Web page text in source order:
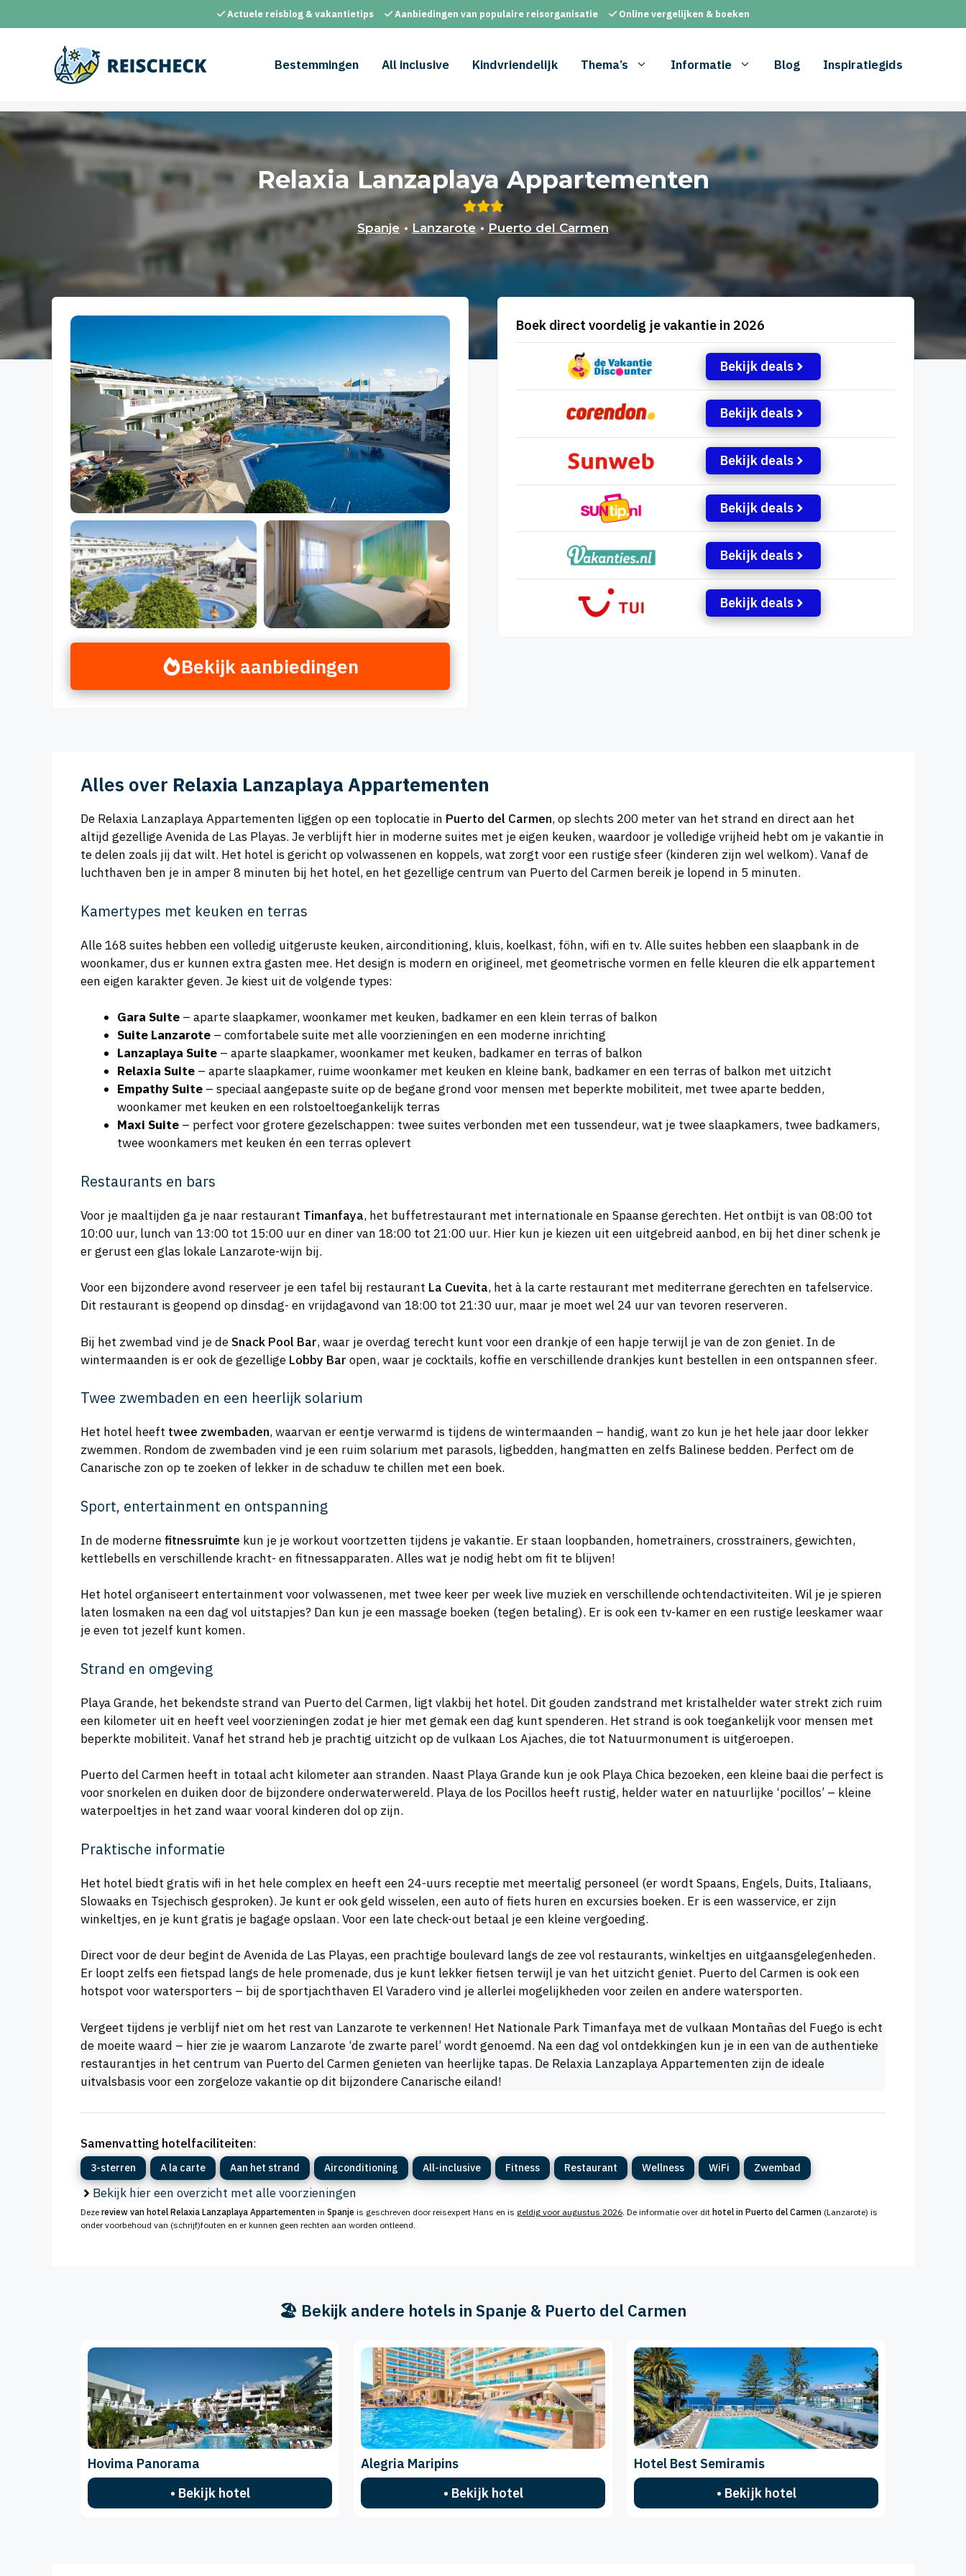
naar
Actuele reisblog & vakantietips Aanbiedingen van populaire reisorganisatie Online vergelijken & boeken
Bestemmingen All inclusive Kindvriendelijk Thema’s Informatie Blog Inspiratiegids
Relaxia Lanzaplaya Appartementen
Spanje • Lanzarote • Puerto del Carmen
Bekijk aanbiedingen
Boek direct voordelig je vakantie in 2026
Bekijk deals
Bekijk deals
Bekijk deals
Bekijk deals
Bekijk deals
Bekijk deals
Alles over Relaxia Lanzaplaya Appartementen
De Relaxia Lanzaplaya Appartementen liggen op een toplocatie in Puerto del Carmen, op slechts 200 meter van het strand en direct aan het
altijd gezellige Avenida de Las Playas. Je verblijft hier in moderne suites met je eigen keuken, waardoor je volledige vrijheid hebt om je vakantie in
te delen zoals jij dat wilt. Het hotel is gericht op volwassenen en koppels, wat zorgt voor een rustige sfeer (kinderen zijn wel welkom). Vanaf de
luchthaven ben je in amper 8 minuten bij het hotel, en het gezellige centrum van Puerto del Carmen bereik je lopend in 5 minuten.
Kamertypes met keuken en terras
Alle 168 suites hebben een volledig uitgeruste keuken, airconditioning, kluis, koelkast, föhn, wifi en tv. Alle suites hebben een slaapbank in de
woonkamer, dus er kunnen extra gasten mee. Het design is modern en origineel, met geometrische vormen en felle kleuren die elk appartement
een eigen karakter geven. Je kiest uit de volgende types:
Gara Suite – aparte slaapkamer, woonkamer met keuken, badkamer en een klein terras of balkon
Suite Lanzarote – comfortabele suite met alle voorzieningen en een moderne inrichting
Lanzaplaya Suite – aparte slaapkamer, woonkamer met keuken, badkamer en terras of balkon
Relaxia Suite – aparte slaapkamer, ruime woonkamer met keuken en kleine bank, badkamer en een terras of balkon met uitzicht
Empathy Suite – speciaal aangepaste suite op de begane grond voor mensen met beperkte mobiliteit, met twee aparte bedden,
woonkamer met keuken en een rolstoeltoegankelijk terras
Maxi Suite – perfect voor grotere gezelschappen: twee suites verbonden met een tussendeur, wat je twee slaapkamers, twee badkamers,
twee woonkamers met keuken én een terras oplevert
Restaurants en bars
Voor je maaltijden ga je naar restaurant Timanfaya, het buffetrestaurant met internationale en Spaanse gerechten. Het ontbijt is van 08:00 tot
10:00 uur, lunch van 13:00 tot 15:00 uur en diner van 18:00 tot 21:00 uur. Hier kun je kiezen uit een uitgebreid aanbod, en bij het diner schenk je
er gerust een glas lokale Lanzarote-wijn bij.
Voor een bijzondere avond reserveer je een tafel bij restaurant La Cuevita, het à la carte restaurant met mediterrane gerechten en tafelservice.
Dit restaurant is geopend op dinsdag- en vrijdagavond van 18:00 tot 21:30 uur, maar je moet wel 24 uur van tevoren reserveren.
Bij het zwembad vind je deSnack Pool Bar, waar je overdag terecht kunt voor een drankje of een hapje terwijl je van de zon geniet. In de
wintermaanden is er ook de gezellige Lobby Bar open, waar je cocktails, koffie en verschillende drankjes kunt bestellen in een ontspannen sfeer.
Twee zwembaden en een heerlijk solarium
Het hotel heeft twee zwembaden, waarvan er eentje verwarmd is tijdens de wintermaanden – handig, want zo kun je het hele jaar door lekker
zwemmen. Rondom de zwembaden vind je een ruim solarium met parasols, ligbedden, hangmatten en zelfs Balinese bedden. Perfect om de
Canarische zon op te zoeken of lekker in de schaduw te chillen met een boek.
Sport, entertainment en ontspanning
In de modernefitnessruimte kun je je workout voortzetten tijdens je vakantie. Er staan loopbanden, hometrainers, crosstrainers, gewichten,
kettlebells en verschillende kracht- en fitnessapparaten. Alles wat je nodig hebt om fit te blijven!
Het hotel organiseert entertainment voor volwassenen, met twee keer per week live muziek en verschillende ochtendactiviteiten. Wil je je spieren
laten losmaken na een dag vol uitstapjes? Dan kun je een massage boeken (tegen betaling). Er is ook een tv-kamer en een rustige leeskamer waar
je even tot jezelf kunt komen.
Strand en omgeving
Playa Grande, het bekendste strand van Puerto del Carmen, ligt vlakbij het hotel. Dit gouden zandstrand met kristalhelder water strekt zich ruim
een kilometer uit en heeft veel voorzieningen zodat je hier met gemak een dag kunt spenderen. Het strand is ook toegankelijk voor mensen met
beperkte mobiliteit. Vanaf het strand heb je prachtig uitzicht op de vulkaan Los Ajaches, die tot Natuurmonument is uitgeroepen.
Puerto del Carmen heeft in totaal acht kilometer aan stranden. Naast Playa Grande kun je ook Playa Chica bezoeken, een kleine baai die perfect is
voor snorkelen en duiken door de bijzondere onderwaterwereld. Playa de los Pocillos heeft rustig, helder water en natuurlijke ‘pocillos’ – kleine
waterpoeltjes in het zand waar vooral kinderen dol op zijn.
Praktische informatie
Het hotel biedt gratis wifi in het hele complex en heeft een 24-uurs receptie met meertalig personeel (er wordt Spaans, Engels, Duits, Italiaans,
Slowaaks en Tsjechisch gesproken). Je kunt er ook geld wisselen, een auto of fiets huren en excursies boeken. Er is een wasservice, er zijn
winkeltjes, en je kunt gratis je bagage opslaan. Voor een late check-out betaal je een kleine vergoeding.
Direct voor de deur begint de Avenida de Las Playas, een prachtige boulevard langs de zee vol restaurants, winkeltjes en uitgaansgelegenheden.
Er loopt zelfs een fietspad langs de hele promenade, dus je kunt lekker fietsen terwijl je van het uitzicht geniet. Puerto del Carmen is ook een
hotspot voor watersporters – bij de sportjachthaven El Varadero vind je allerlei mogelijkheden voor zeilen en andere watersporten.
Vergeet tijdens je verblijf niet om het rest van Lanzarote te verkennen! Het Nationale Park Timanfaya met de vulkaan Montañas del Fuego is echt
de moeite waard – hier zie je waarom Lanzarote ‘de zwarte parel’ wordt genoemd. Na een dag vol ontdekkingen kun je in een van de authentieke
restaurantjes in het centrum van Puerto del Carmen genieten van heerlijke tapas. De Relaxia Lanzaplaya Appartementen zijn de ideale
uitvalsbasis voor een zorgeloze vakantie op dit bijzondere Canarische eiland!
Samenvatting hotelfaciliteiten:
3-sterren A la carte Aan het strand Airconditioning All-inclusive Fitness Restaurant Wellness WiFi Zwembad
Bekijk hier een overzicht met alle voorzieningen
Deze review van hotel Relaxia Lanzaplaya Appartementen in Spanje is geschreven door reisexpert Hans en is geldig voor augustus 2026 . De informatie over dit hotel in Puerto del Carmen (Lanzarote) is
onder voorbehoud van (schrijf)fouten en er kunnen geen rechten aan worden ontleend.
🏖️ Bekijk andere hotels in Spanje & Puerto del Carmen
Hovima Panorama
• Bekijk hotel
Alegria Maripins
• Bekijk hotel
Hotel Best Semiramis
• Bekijk hotel